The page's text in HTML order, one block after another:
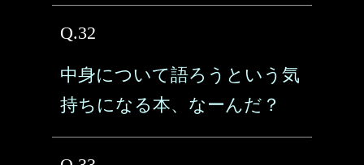
Q.32
中身について語ろうという気
持ちになる本、なーんだ？